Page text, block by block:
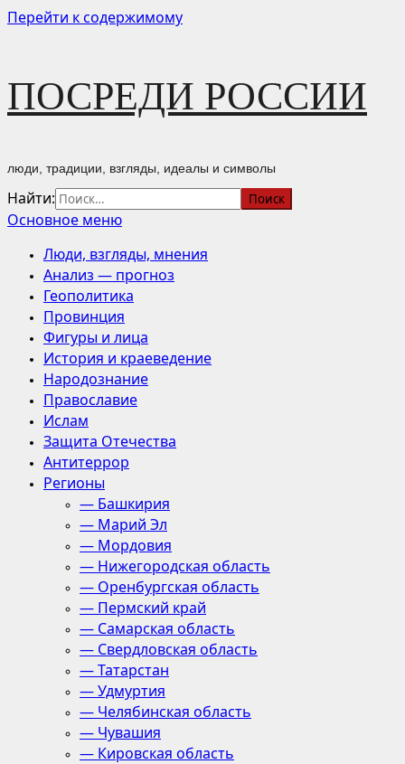
Перейти к содержимому
ПОСРЕДИ РОССИИ
люди, традиции, взгляды, идеалы и символы
Найти:
Основное меню
Люди, взгляды, мнения
Анализ — прогноз
Геополитика
Провинция
Фигуры и лица
История и краеведение
Народознание
Православие
Ислам
Защита Отечества
Антитеррор
Регионы
— Башкирия
— Марий Эл
— Мордовия
— Нижегородская область
— Оренбургская область
— Пермский край
— Самарская область
— Свердловская область
— Татарстан
— Удмуртия
— Челябинская область
— Чувашия
— Кировская область